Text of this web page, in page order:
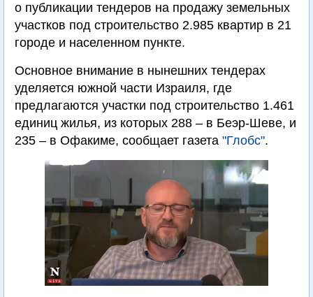
о публикации тендеров на продажу земельных
участков под строительство 2.985 квартир в 21
городе и населенном пункте.
Основное внимание в нынешних тендерах
уделяется южной части Израиля, где
предлагаются участки под строительство 1.461
единиц жилья, из которых 288 – в Беэр-Шеве, и
235 – в Офакиме, сообщает газета "Глобс".